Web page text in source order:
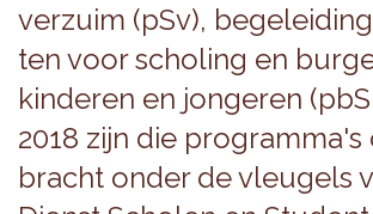
ver­zuim (pSv),
ten voor scho­ling en
kin­de­ren en jon­ge­ren
2018 zijn die
bracht onder de vleu­gels